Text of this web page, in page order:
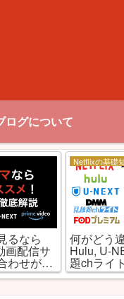
ログについて
るなら
画配信サ
わせが最
Netflixの基礎
何がどう
Hulu, U-
題chライ
アムを徹